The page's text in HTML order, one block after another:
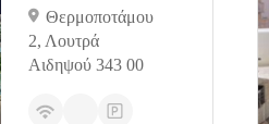
Θερμοποτάμου
2, Λουτρά
Αιδηψού 343 00